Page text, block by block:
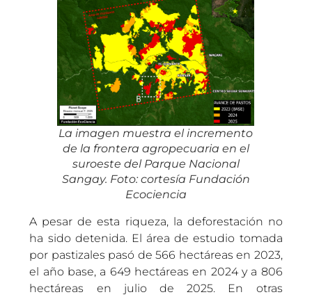
La imagen muestra el incremento
de la frontera agropecuaria en el
suroeste del Parque Nacional
Sangay. Foto: cortesía Fundación
Ecociencia
A pesar de esta riqueza, la deforestación no
ha sido detenida. El área de estudio tomada
por pastizales pasó de 566 hectáreas en 2023,
el año base, a 649 hectáreas en 2024 y a 806
hectáreas en julio de 2025. En otras